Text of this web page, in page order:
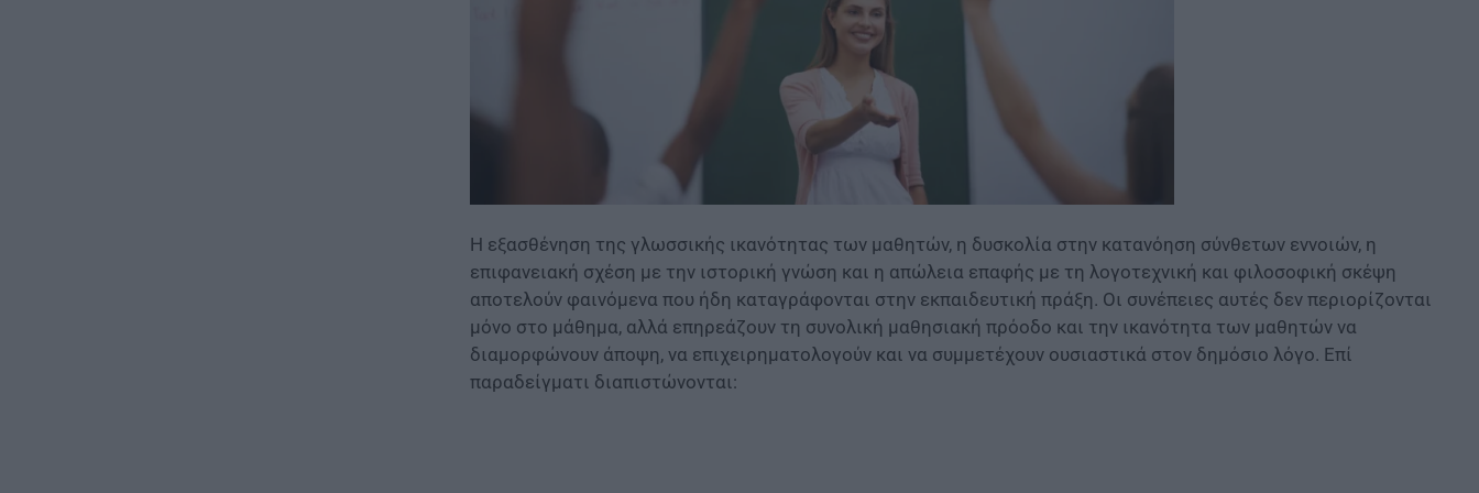
Η εξασθένηση της γλωσσικής ικανότητας των μαθητών, η δυσκολία στην κατανόηση σύνθετων εννοιών, η
επιφανειακή σχέση με την ιστορική γνώση και η απώλεια επαφής με τη λογοτεχνική και φιλοσοφική σκέψη
αποτελούν φαινόμενα που ήδη καταγράφονται στην εκπαιδευτική πράξη. Οι συνέπειες αυτές δεν περιορίζονται
μόνο στο μάθημα, αλλά επηρεάζουν τη συνολική μαθησιακή πρόοδο και την ικανότητα των μαθητών να
διαμορφώνουν άποψη, να επιχειρηματολογούν και να συμμετέχουν ουσιαστικά στον δημόσιο λόγο. Επί
παραδείγματι διαπιστώνονται: